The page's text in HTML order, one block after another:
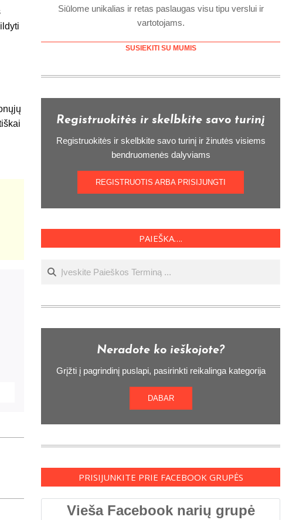
Siūlome unikalias ir retas paslaugas visu tipu verslui ir
vartotojams.
SUSIEKITI SU MUMIS
Registruokitės ir skelbkite savo turinį
Registruokitės ir skelbkite savo turinį ir žinutės visiems
bendruomenės dalyviams
REGISTRUOTIS ARBA PRISIJUNGTI
PAIEŠKA….
Ieškoti
Neradote ko ieškojote?
Grįžti į pagrindinį puslapi, pasirinkti reikalinga kategorija
DABAR
PRISIJUNKITE PRIE FACEBOOK GRUPĖS
Vieša Facebook narių grupė